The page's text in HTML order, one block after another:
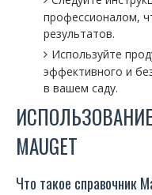
профессионалом,
результатов.
Используйте
эффективного и
в вашем саду.
MAUGET
Что такое справочник